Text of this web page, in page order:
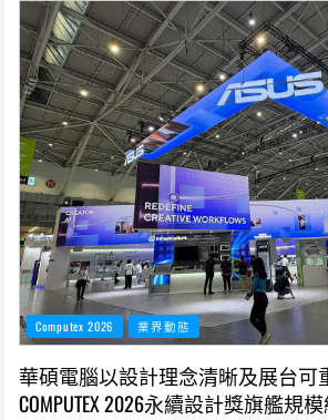
Computex 2026 業界動態
華碩電腦以設計理念清晰及展台可
COMPUTEX 2026永續設計獎旗艦規